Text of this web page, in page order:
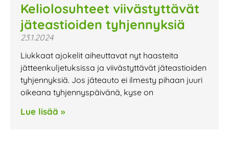
Keliolosuhteet viivästyttävät
jäteastioiden tyhjennyksiä
23.1.2024
Liukkaat ajokelit aiheuttavat nyt haasteita
jätteenkuljetuksissa ja viivästyttävät jäteastioiden
tyhjennyksiä. Jos jäteauto ei ilmesty pihaan juuri
oikeana tyhjennyspäivänä, kyse on
Lue lisää »